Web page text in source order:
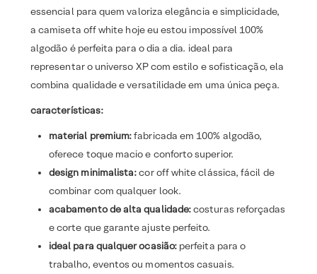
essencial para quem valoriza elegância e simplicidade,
a camiseta off white hoje eu estou impossível 100%
algodão é perfeita para o dia a dia. ideal para
representar o universo XP com estilo e sofisticação, ela
combina qualidade e versatilidade em uma única peça.
características:
material premium:fabricada em 100% algodão,
oferece toque macio e conforto superior.
design minimalista:cor off white clássica, fácil de
combinar com qualquer look.
acabamento de alta qualidade:costuras reforçadas
e corte que garante ajuste perfeito.
ideal para qualquer ocasião:perfeita para o
trabalho, eventos ou momentos casuais.